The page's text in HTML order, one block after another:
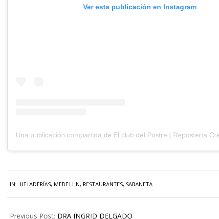
Ver esta publicación en Instagram
IN: HELADERÍAS, MEDELLIN, RESTAURANTES, SABANETA
Previous Post: DRA INGRID DELGADO